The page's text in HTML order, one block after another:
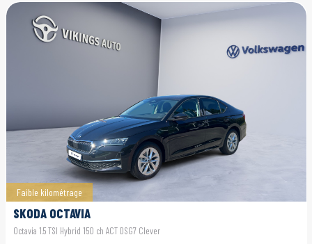
Faible kilométrage
SKODA OCTAVIA
Octavia 1.5 TSI Hybrid 150 ch ACT DSG7 Clever